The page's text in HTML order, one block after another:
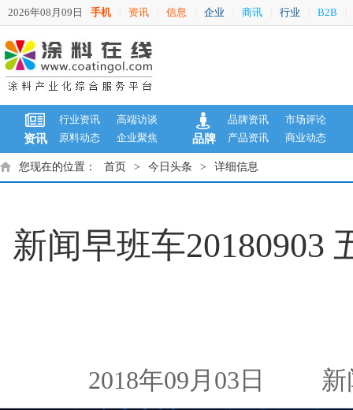
2026年08月09日 手机 资讯 信息 企业 商讯 行业 B2B
资讯
行业资讯
高端访谈
原料动态
企业聚焦 品牌
品牌资讯
市场评论
产品资讯
商业动态
您现在的位置： 首页 > 今日头条 > 详细信息
新闻早班车20180903
2018年09月03日 新